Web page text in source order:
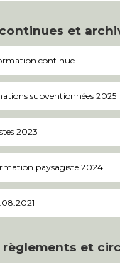
et
continue
subventionnées 2025
2023
paysagiste 2024
règlements et